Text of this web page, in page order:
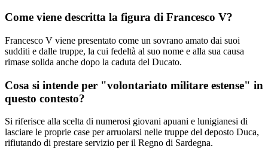
Come viene descritta la figura di Francesco V?
Francesco V viene presentato come un sovrano amato dai suoi
sudditi e dalle truppe, la cui fedeltà al suo nome e alla sua causa
rimase solida anche dopo la caduta del Ducato.
Cosa si intende per "volontariato militare estense" in
questo contesto?
Si riferisce alla scelta di numerosi giovani apuani e lunigianesi di
lasciare le proprie case per arruolarsi nelle truppe del deposto Duca,
rifiutando di prestare servizio per il Regno di Sardegna.